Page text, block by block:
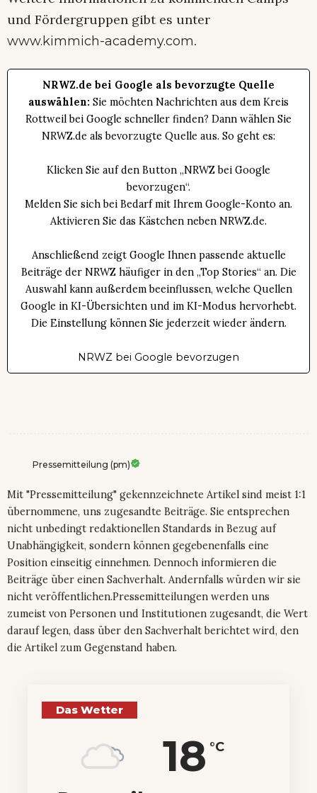
und Fördergruppen gibt es unter
www.kimmich-academy.com.
NRWZ.de bei Google als bevorzugte Quelle
auswählen: Sie möchten Nachrichten aus dem Kreis
Rottweil bei Google schneller finden? Dann wählen Sie
NRWZ.de als bevorzugte Quelle aus. So geht es:
Klicken Sie auf den Button „NRWZ bei Google
bevorzugen“.
Melden Sie sich bei Bedarf mit Ihrem Google-Konto an.
Aktivieren Sie das Kästchen neben NRWZ.de.
Anschließend zeigt Google Ihnen passende aktuelle
Beiträge der NRWZ häufiger in den „Top Stories“ an. Die
Auswahl kann außerdem beeinflussen, welche Quellen
Google in KI-Übersichten und im KI-Modus hervorhebt.
Die Einstellung können Sie jederzeit wieder ändern.
NRWZ bei Google bevorzugen
Pressemitteilung (pm)
Mit "Pressemitteilung" gekennzeichnete Artikel sind meist 1:1
übernommene, uns zugesandte Beiträge. Sie entsprechen
nicht unbedingt redaktionellen Standards in Bezug auf
Unabhängigkeit, sondern können gegebenenfalls eine
Position einseitig einnehmen. Dennoch informieren die
Beiträge über einen Sachverhalt. Andernfalls würden wir sie
nicht veröffentlichen.Pressemitteilungen werden uns
zumeist von Personen und Institutionen zugesandt, die Wert
darauf legen, dass über den Sachverhalt berichtet wird, den
die Artikel zum Gegenstand haben.
Das Wetter
18 °C